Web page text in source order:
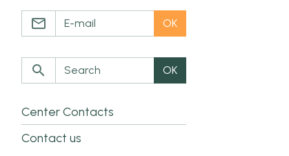
OK
OK
Center Contacts
Contact us